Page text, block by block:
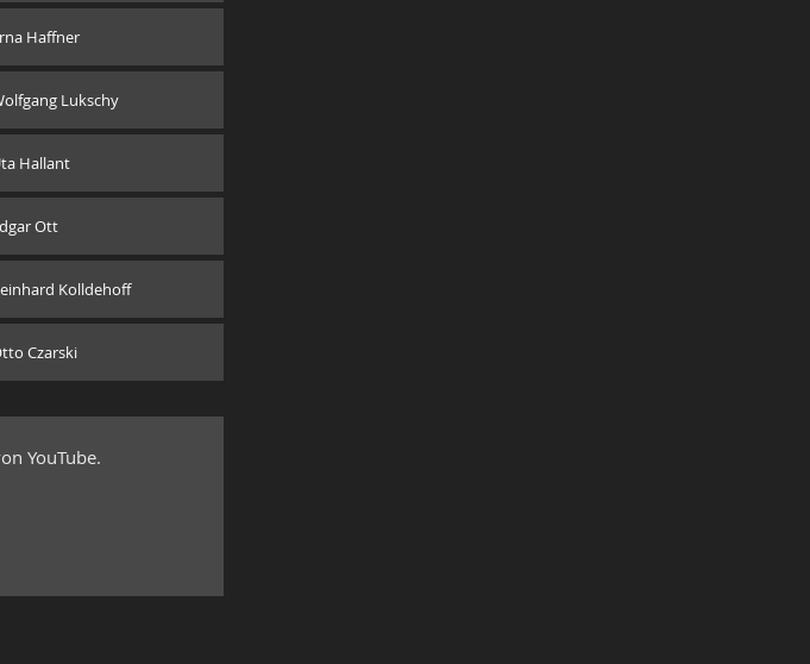
Haffner
Lukschy
Hallant
Ott
Kolldehoff
Czarski
YouTube.